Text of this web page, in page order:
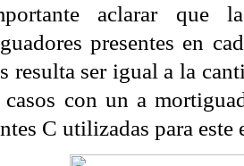
aclarar que
presentes en
resulta ser igual a la
casos con un a
C utilizadas para este